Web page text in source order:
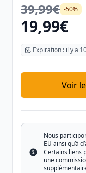
39,99€ -50%
19,99€
Expiration : il y a
Voir
Info
Nous
EU ainsi qu’à
Certains liens
une